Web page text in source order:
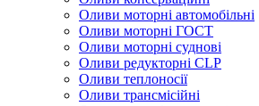
Оливи моторні автомобільні
Оливи моторні ГОСТ
Оливи моторні суднові
Оливи редукторні CLP
Оливи теплоносії
Оливи трансмісійні